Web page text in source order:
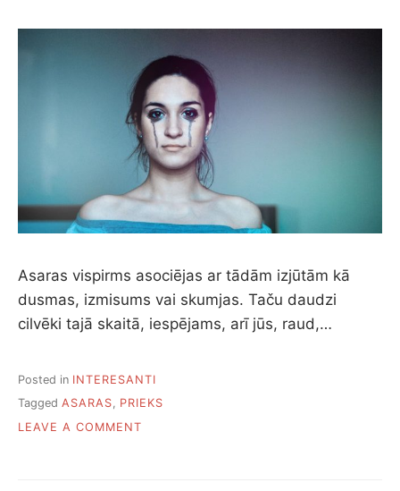
Asaras vispirms asociējas ar tādām izjūtām kā
dusmas, izmisums vai skumjas. Taču daudzi
cilvēki tajā skaitā, iespējams, arī jūs, raud,…
Posted in INTERESANTI
Tagged ASARAS, PRIEKS
LEAVE A COMMENT